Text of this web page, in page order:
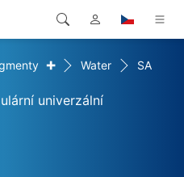
+ Water SA
univerzální